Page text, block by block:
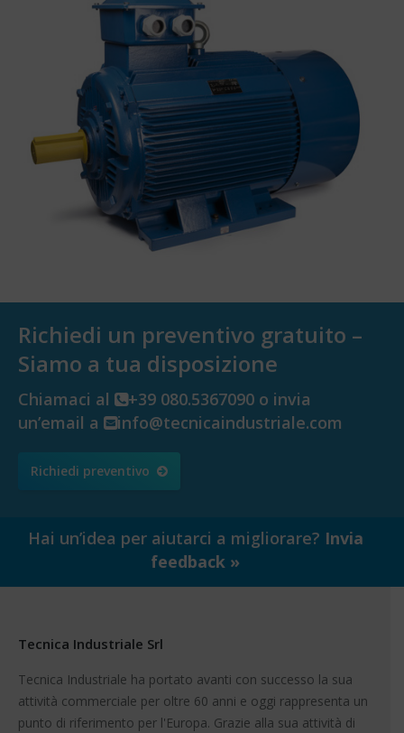
Richiedi un preventivo gratuito –
Siamo a tua disposizione
Chiamaci al
+39 080.5367090 o invia
un’email a
info@tecnicaindustriale.com
Richiedi preventivo
Hai un’idea per aiutarci a migliorare? Invia
feedback »
Tecnica Industriale Srl
Tecnica Industriale ha portato avanti con successo la sua
attività commerciale per oltre 60 anni e oggi rappresenta un
punto di riferimento per l'Europa. Grazie alla sua attività di